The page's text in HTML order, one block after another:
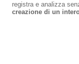
registra e analizza
creazione di un